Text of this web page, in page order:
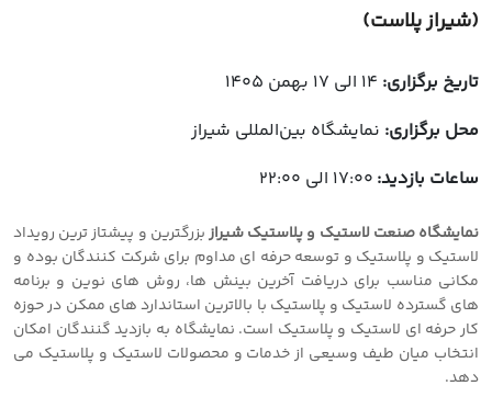
(شیراز پلاست)
تاریخ برگزاری:
محل برگزاری: نمایشگاه بین‌المللی شیراز
ساعات بازدید:
نمایشگاه صنعت لاستیک و پلاستیک شیرازبزرگترین و پیشتاز ترین رویداد
لاستیک و پلاستیک و توسعه حرفه ای مداوم برای شرکت کنندگان بوده و
مکانی مناسب برای دریافت آخرین بینش ها، روش های نوین و برنامه
های گسترده لاستیک و پلاستیک با بالاترین استاندارد های ممکن در حوزه
کار حرفه ای لاستیک و پلاستیک است. نمایشگاه به بازدید گنندگان امکان
انتخاب میان طیف وسیعی از خدمات و محصولات لاستیک و پلاستیک می
دهد.